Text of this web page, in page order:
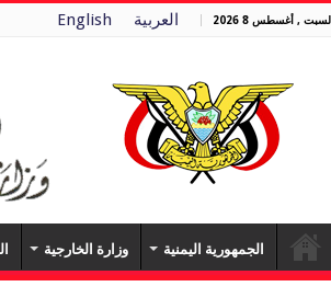
السبت , أغسطس 8 2026 العربية English
الجمهورية اليمنية وزارة الخارجية